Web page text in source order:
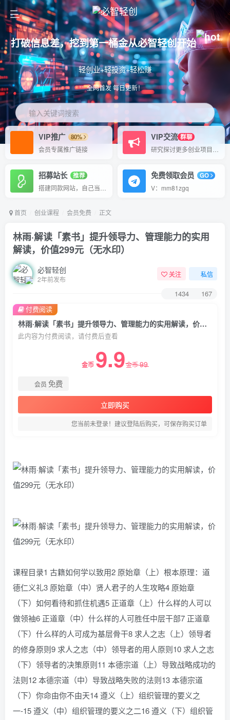
打破信息差，挖到第一桶金从必智轻创开始
轻创业+轻投资+轻松赚
全网首发 每日更新！
输入关键词搜索
VIP推广
80%
会员专属推广链接
VIP交流 群聊
招募站长
推荐
免费领取会员
GO
V：mm81zgq
首页 创业课程 会员免费 正文
林雨·解读「素书」提升领导力、管理能力的实用
解读，价值299元（无水印）
必智轻创
2年前发布
关注 私信
1434 167
林雨·解读「素书」提升领导力、管理能力的实用解读，价值299元（无水印）
此内容为付费阅读，请付费后查看
金币 9.9金币99
会员 免费
立即购买
您当前未登录！建议登陆后购买，可保存购买订单
付费阅读
课程目录1 古籍如何学以致用2 原始章（上）根本原理：道
德仁义礼3 原始章（中）贤人君子的人生攻略4 原始章
（下）如何看待和抓住机遇5 正道章（上）什么样的人可以
做领袖6 正道章（中）什么样的人可胜任中层干部7 正道章
（下）什么样的人可成为基层骨干8 求人之志（上）领导者
的修身原则9 求人之志（中）领导者的用人原则10 求人之志
（下）领导者的决策原则11 本德宗道（上）导致战略成功的
法则12 本德宗道（中）导致战略失败的法则13 本德宗道
（下）你命由你不由天14 遵义（上）组织管理的要义之
一-15 遵义（中）组织管理的要义之二16 遵义（下）组织管